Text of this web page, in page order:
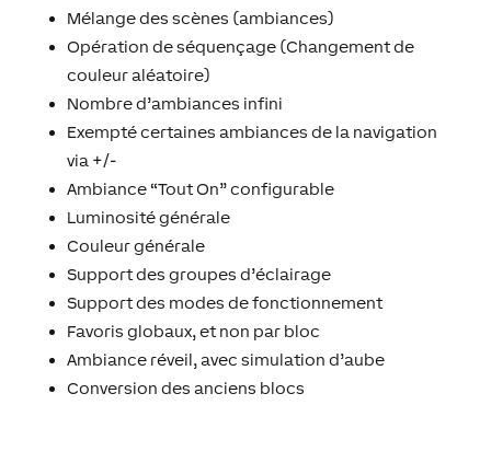
Mélange des scènes (ambiances)
Opération de séquençage (Changement de
couleur aléatoire)
Nombre d’ambiances infini
Exempté certaines ambiances de la navigation
via +/-
Ambiance “Tout On” configurable
Luminosité générale
Couleur générale
Support des groupes d’éclairage
Support des modes de fonctionnement
Favoris globaux, et non par bloc
Ambiance réveil, avec simulation d’aube
Conversion des anciens blocs